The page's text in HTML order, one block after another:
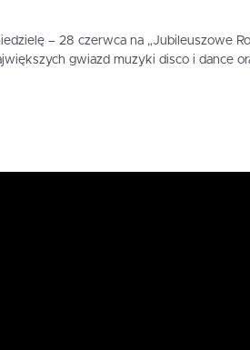
– 28 czerwca na „Jubileuszowe
gwiazd muzyki disco i dance